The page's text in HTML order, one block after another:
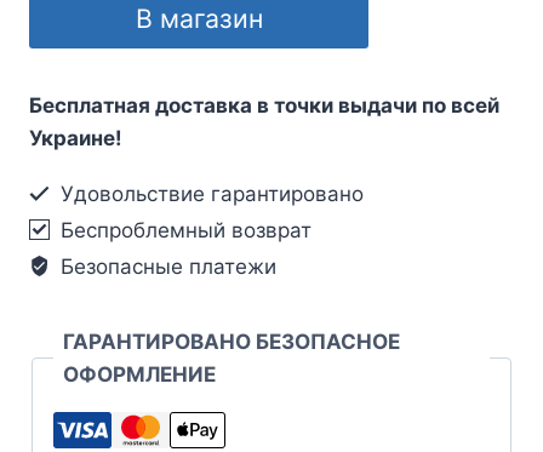
В магазин
Бесплатная доставка в точки выдачи по всей
Украине!
Удовольствие гарантировано
Беспроблемный возврат
Безопасные платежи
ГАРАНТИРОВАНО БЕЗОПАСНОЕ
ОФОРМЛЕНИЕ